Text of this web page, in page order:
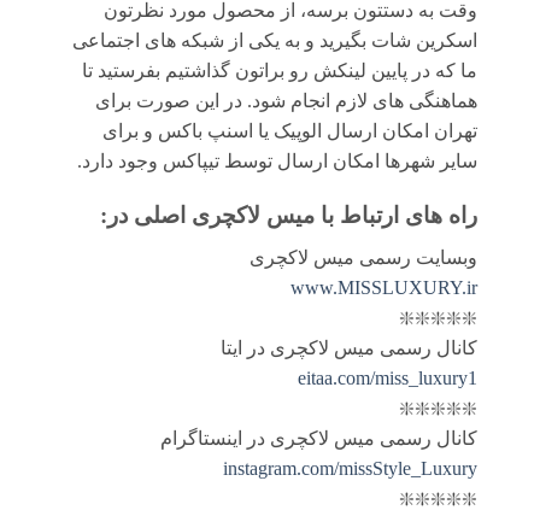
وقت به دستتون برسه، از محصول مورد نظرتون
اسکرین شات بگیرید و به یکی از شبکه های اجتماعی
ما که در پایین لینکش رو براتون گذاشتیم بفرستید تا
هماهنگی های لازم انجام شود. در این صورت برای
تهران امکان ارسال الوپیک یا اسنپ باکس و برای
سایر شهرها امکان ارسال توسط تیپاکس وجود دارد.
راه های ارتباط با میس لاکچری اصلی در:
وبسایت رسمی میس لاکچری
www.MISSLUXURY.ir
❇️❇️❇️❇️❇️
کانال رسمی میس لاکچری در ایتا
eitaa.com/miss_luxury1
❇️❇️❇️❇️❇️
کانال رسمی میس لاکچری در اینستاگرام
instagram.com/missStyle_Luxury
❇️❇️❇️❇️❇️